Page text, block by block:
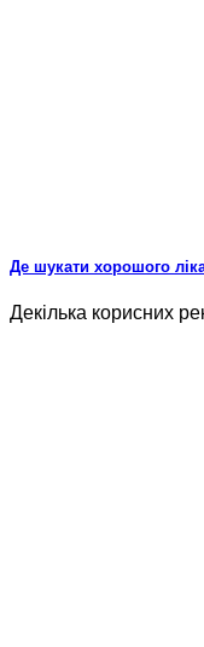
Де шукати хорошого
Декілька корисних